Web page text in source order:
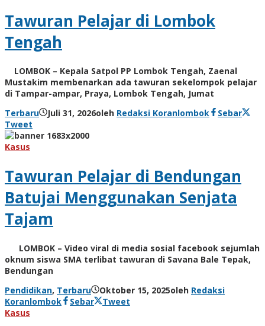
Tawuran Pelajar di Lombok
Tengah
LOMBOK – Kepala Satpol PP Lombok Tengah, Zaenal
Mustakim membenarkan ada tawuran sekelompok pelajar
di Tampar-ampar, Praya, Lombok Tengah, Jumat
Terbaru
Juli 31, 2026oleh Redaksi Koranlombok
Sebar
Tweet
Kasus
Tawuran Pelajar di Bendungan
Batujai Menggunakan Senjata
Tajam
LOMBOK – Video viral di media sosial facebook sejumlah
oknum siswa SMA terlibat tawuran di Savana Bale Tepak,
Bendungan
Pendidikan, Terbaru Oktober 15, 2025oleh Redaksi
Koranlombok
Sebar
Tweet
Kasus